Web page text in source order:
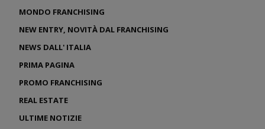
MONDO FRANCHISING
NEW ENTRY, NOVITÀ DAL FRANCHISING
NEWS DALL' ITALIA
PRIMA PAGINA
PROMO FRANCHISING
REAL ESTATE
ULTIME NOTIZIE